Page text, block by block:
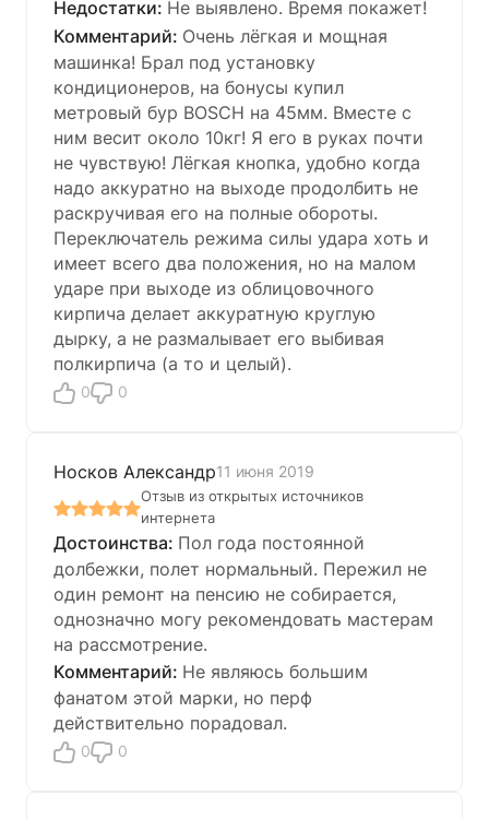
Не выявлено. Время покажет!
Очень лёгкая и мощная
машинка! Брал под установку
кондиционеров, на бонусы купил
метровый бур BOSCH на 45мм. Вместе с
ним весит около 10кг! Я его в руках почти
не чувствую! Лёгкая кнопка, удобно когда
надо аккуратно на выходе продолбить не
раскручивая его на полные обороты.
Переключатель режима силы удара хоть и
имеет всего два положения, но на малом
ударе при выходе из облицовочного
кирпича делает аккуратную круглую
дырку, а не размалывает его выбивая
полкирпича (а то и целый).
0 0
Носков Александр11 июня 2019
Отзыв из открытых источников
интернета
Пол года постоянной
долбежки, полет нормальный. Пережил не
один ремонт на пенсию не собирается,
однозначно могу рекомендовать мастерам
на рассмотрение.
Не являюсь большим
фанатом этой марки, но перф
действительно порадовал.
0 0